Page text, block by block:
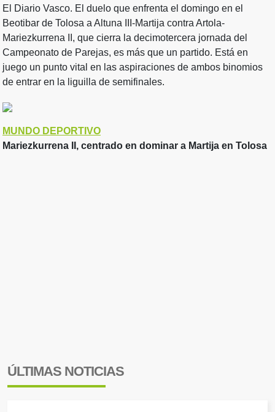
El Diario Vasco. El duelo que enfrenta el domingo en el
Beotibar de Tolosa a Altuna III-Martija contra Artola-
Mariezkurrena II, que cierra la decimotercera jornada del
Campeonato de Parejas, es más que un partido. Está en
juego un punto vital en las aspiraciones de ambos binomios
de entrar en la liguilla de semifinales.
MUNDO DEPORTIVO
Mariezkurrena II, centrado en dominar a Martija en Tolosa
ÚLTIMAS NOTICIAS